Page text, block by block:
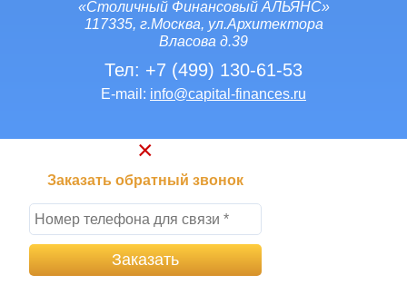
«Столичный Финансовый АЛЬЯНС»
117335, г.Москва, ул.Архитектора
Власова д.39
Тел: +7 (499) 130-61-53
E-mail: info@capital-finances.ru
Заказать обратный звонок